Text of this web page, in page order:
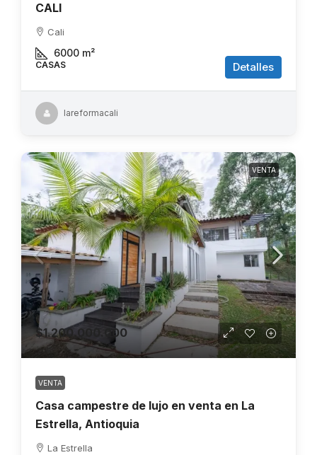
CALI
Cali
6000 m²
CASAS Detalles
lareformacali
VENTA
$1.200.000.000
VENTA
Casa campestre de lujo en venta en La
Estrella, Antioquia
La Estrella